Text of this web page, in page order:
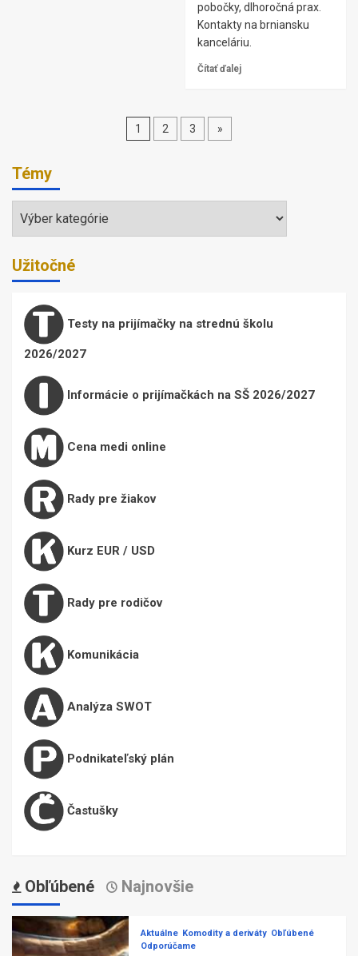
pobočky, dlhoročná prax.
Kontakty na brniansku
kanceláriu.
Čítať ďalej
Stránkovanie
1 2 3 »
Témy
Témy
Užitočné
Testy na prijímačky na strednú školu
2026/2027
Informácie o prijímačkách na SŠ 2026/2027
Cena medi online
Rady pre žiakov
Kurz EUR / USD
Rady pre rodičov
Komunikácia
Analýza SWOT
Podnikateľský plán
Častušky
Obľúbené Najnovšie
Aktuálne Komodity a deriváty Obľúbené
Odporúčame